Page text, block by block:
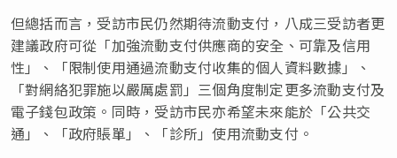
但總括而言，受訪市民仍然期待流動支付，八成三受訪者更
建議政府可從「加強流動支付供應商的安全、可靠及信用
性」、「限制使用通過流動支付收集的個人資料數據」、
「對網絡犯罪施以嚴厲處罰」三個角度制定更多流動支付及
電子錢包政策。同時，受訪市民亦希望未來能於「公共交
通」、「政府賬單」、「診所」使用流動支付。